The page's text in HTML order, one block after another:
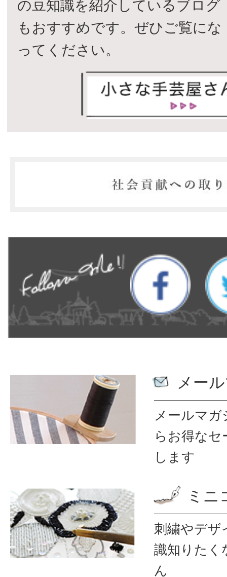
の豆知識を紹介しているブログ
もおすすめです。ぜひご覧にな
ってください。
メー
メールマ
ら お得なセ
します
ミニ
刺繍やデザ
識知りたく
ん